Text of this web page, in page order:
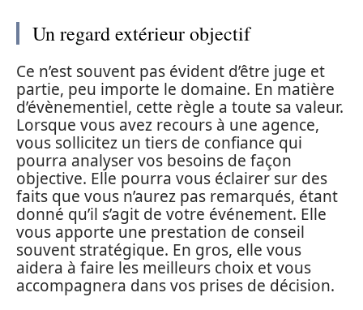
Un regard extérieur objectif
Ce n’est souvent pas évident d’être juge et
partie, peu importe le domaine. En matière
d’évènementiel, cette règle a toute sa valeur.
Lorsque vous avez recours à une agence,
vous sollicitez un tiers de confiance qui
pourra analyser vos besoins de façon
objective. Elle pourra vous éclairer sur des
faits que vous n’aurez pas remarqués, étant
donné qu’il s’agit de votre événement. Elle
vous apporte une prestation de conseil
souvent stratégique. En gros, elle vous
aidera à faire les meilleurs choix et vous
accompagnera dans vos prises de décision.